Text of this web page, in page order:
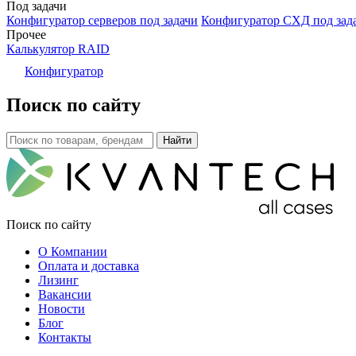
Под задачи
Конфигуратор серверов под задачи Конфигуратор СХД под
Прочее
Калькулятор RAID
Конфигуратор
Поиск по сайту
Поиск по сайту
О Компании
Оплата и доставка
Лизинг
Вакансии
Новости
Блог
Контакты